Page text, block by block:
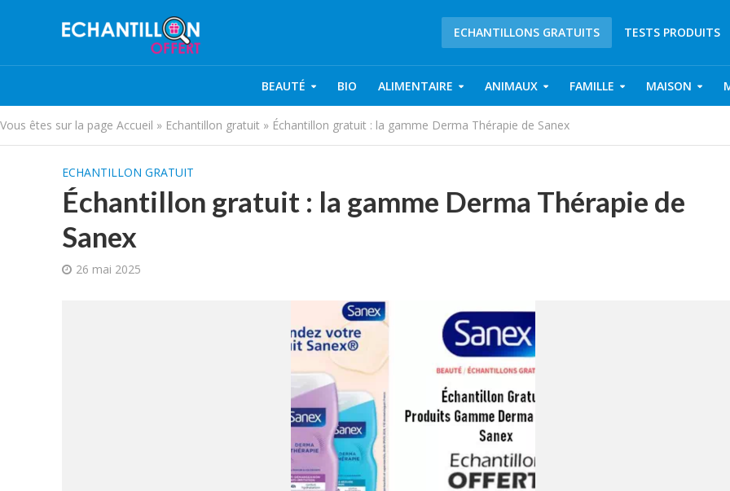
ECHANTILLONS GRATUITS TESTS PRODUITS
BEAUTÉ BIO ALIMENTAIRE ANIMAUX FAMILLE MAISON
Vous êtes sur la page Accueil » Echantillon gratuit » Échantillon gratuit : la gamme Derma Thérapie de Sanex
ECHANTILLON GRATUIT
Échantillon gratuit : la gamme Derma Thérapie de
Sanex
26 mai 2025